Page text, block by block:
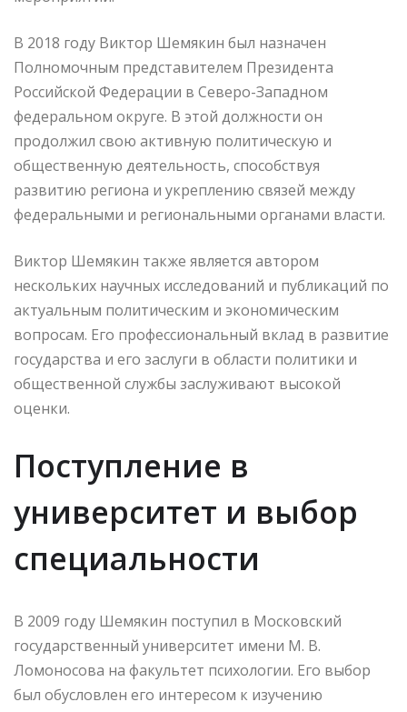
В 2018 году Виктор Шемякин был назначен
Полномочным представителем Президента
Российской Федерации в Северо-Западном
федеральном округе. В этой должности он
продолжил свою активную политическую и
общественную деятельность, способствуя
развитию региона и укреплению связей между
федеральными и региональными органами власти.
Виктор Шемякин также является автором
нескольких научных исследований и публикаций по
актуальным политическим и экономическим
вопросам. Его профессиональный вклад в развитие
государства и его заслуги в области политики и
общественной службы заслуживают высокой
оценки.
Поступление в
университет и выбор
специальности
В 2009 году Шемякин поступил в Московский
государственный университет имени М. В.
Ломоносова на факультет психологии. Его выбор
был обусловлен его интересом к изучению